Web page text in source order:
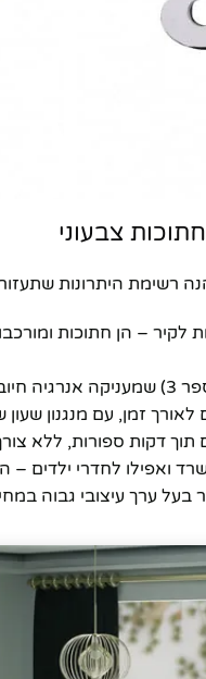
צבעוני
היתרונות
לקיר – הן חתוכות
במשרד.
דקות ספורות, ללא
ואפילו לחדרי ילדים